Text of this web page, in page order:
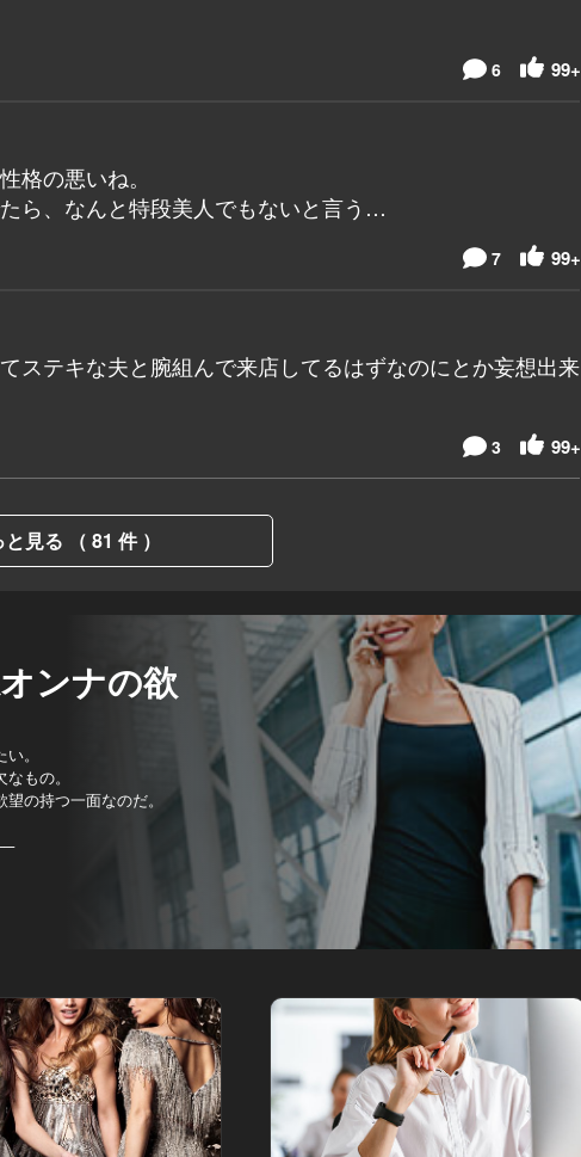
99+
6
格の悪いね。
ら、なんと特段美人でもないと言う…
99+
7
ステキな夫と腕組んで来店してるはずなのにとか妄想出来
99+
3
と見る （ 81 件 ）
ンナの欲
。
もの。
の持つ一面なのだ。